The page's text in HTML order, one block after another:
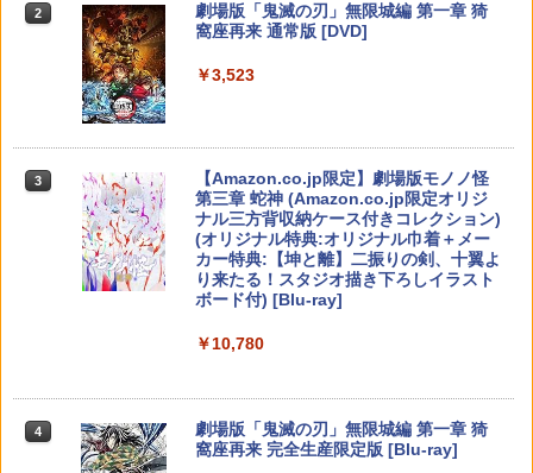
2 Switch2用 温度モニターファン
3
【お買い物マラソン期間限定♪最大30％O
FF】【tomtoc公式店】 Switch 2対応 ハ
ードケース FancyCase-G05 Nintendo
2025年 スイッチ2モデル用 スリムケース
持ち運び キャリングケース 耐衝撃 薄型
ハードポーチ ゲームカード12枚収納 ア
クセサリーポーチ
￥2,653
4
【顧客満足度98.3%】 Switch2 ケース
大容量 Switch2/Switch通常モデル/Swit
￥2,783
版
￥3,878
【中古】REANIMAL(リアニマル)ソフト:
プレイステーション5ソフト／アクショ
がんばれゴエモン大集合！ PS5版
￥4,000
ay】(描き下ろしイラスト(時行 B)使用 A
3タペストリー+アクリルキーホルダー) [
松井優征 ]
￥7,150
【楽天ブックス限定全巻購入特典+先着
特典】逃げ上手の若君 7 (完全生産限定
版)【Blu-ray】(描き下ろしイラスト(時
ーホルダー+和紙風ステッカーシート) [
松井優征 ]
￥7,150
2 スプラトゥーン レイダース -Switch2
3 Nintendo Switch 2(日本語・国内専用)
￥55,491
ニンテンドープリペイド番号 9000円|オ
ンラインコード版
￥9,000
2
Beast of Reincarnation -PS5 【特典】
プロダクトコード 封入
￥7,286
3
【純正品】ディスクドライブ(CFI-ZDD1
J) PlayStation 5
￥11,980
トローラー ミッドナイト ブラック(CFI-
ラー (ロボット ホワイト)
3
【純正品】Xbox ワイヤレス コントロー
￥8,020
【純正品】Xbox 充電式バッテリー + US
B-C ケーブル
￥2,618
【国内正規品】Thrustmaster スラスト
2
劇場版「鬼滅の刃」無限城編 第一章 猗
窩座再来 通常版 [DVD]
￥3,523
3
【Amazon.co.jp限定】劇場版モノノ怪
第三章 蛇神 (Amazon.co.jp限定オリジ
ナル三方背収納ケース付きコレクション)
(オリジナル特典:オリジナル巾着＋メー
カー特典:【坤と離】二振りの剣、十翼よ
り来たる！スタジオ描き下ろしイラスト
ボード付) [Blu-ray]
￥10,780
4
劇場版「鬼滅の刃」無限城編 第一章 猗
窩座再来 完全生産限定版 [Blu-ray]